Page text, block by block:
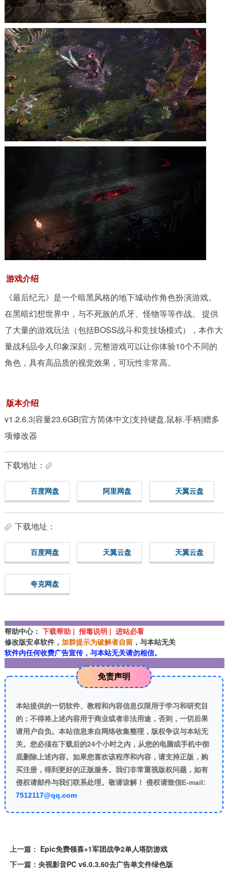
游戏介绍
《最后纪元》是一个暗黑风格的地下城动作角色扮演游戏。
在黑暗幻想世界中，与不死族的爪牙、怪物等等作战。 提供
了大量的游戏玩法（包括BOSS战斗和竞技场模式），本作大
量战利品令人印象深刻，完整游戏可以让你体验10个不同的
角色，具有高品质的视觉效果，可玩性非常高。
版本介绍
v1.2.6.3|容量23.6GB|官方简体中文|支持键盘.鼠标.手柄|赠多
项修改器
下载地址：
百度网盘 阿里网盘 天翼云盘
下载地址：
百度网盘 天翼云盘 天翼云盘
夸克网盘
帮助中心： 下载帮助 | 报毒说明 | 进站必看
修改版安卓软件， 加群提示为破解者自留 ，与本站无关
软件内任何收费广告宣传，与本站无关请勿相信。
免责声明
本站提供的一切软件、教程和内容信息仅限用于学习和研究目
的；不得将上述内容用于商业或者非法用途，否则，一切后果
请用户自负。本站信息来自网络收集整理，版权争议与本站无
关。您必须在下载后的24个小时之内，从您的电脑或手机中彻
底删除上述内容。如果您喜欢该程序和内容，请支持正版，购
买注册，得到更好的正版服务。我们非常重视版权问题，如有
侵权请邮件与我们联系处理。敬请谅解！ 侵权请致信E-mail:
7512117@qq.com
上一篇： Epic免费领喜+1军团战争2单人塔防游戏
下一篇： 央视影音PC v6.0.3.60去广告单文件绿色版